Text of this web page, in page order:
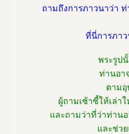
ถามถึงการภาวนาว่า
ที่นี่การภาว
พระรูป
ท่านอา
ตามอุ
ผู้ถามเซ้าซี้ให้เล่า
และถามว่าที่ว่าท่าน
และช่ว